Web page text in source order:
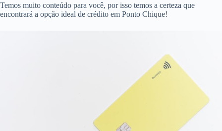
Temos muito conteúdo para você, por isso temos a certeza que
encontrará a opção ideal de crédito em Ponto Chique!